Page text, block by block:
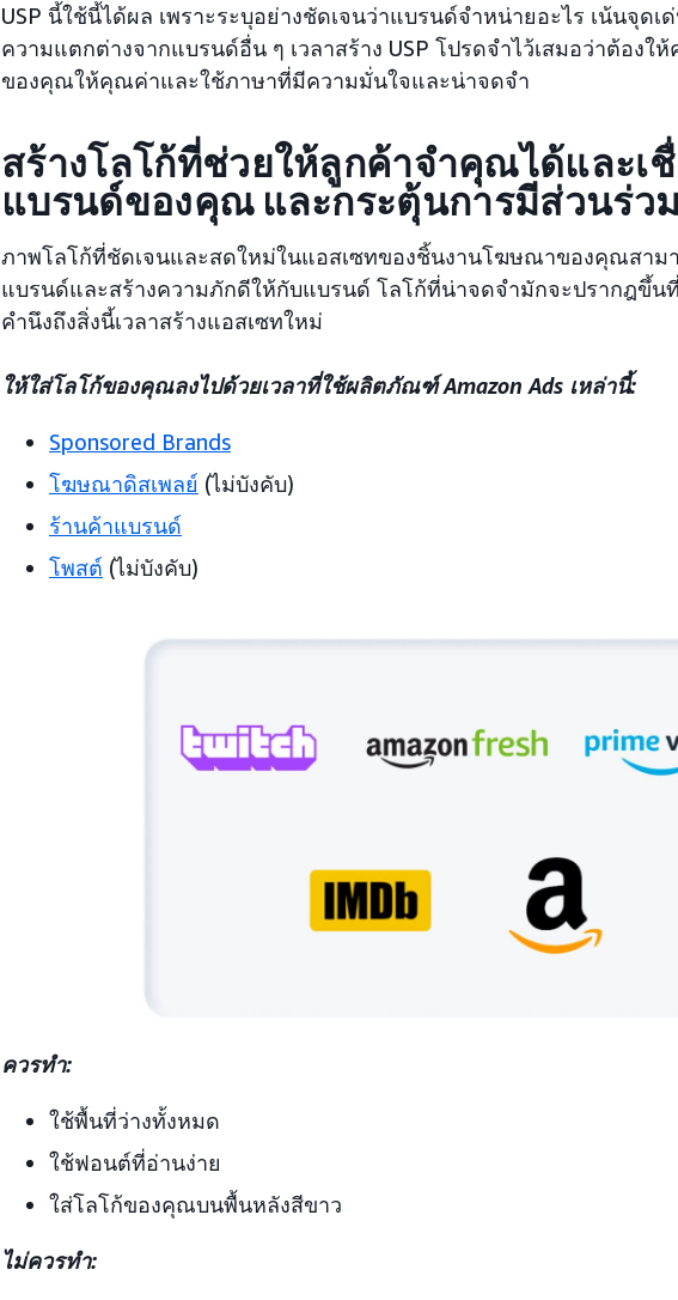
USP นี้ใช้นี้ได้ผล เพราะระบุอย่างชัดเจนว่าแบรนด์จำหน่ายอะไร เน้นจุด
ความแตกต่างจากแบรนด์อื่น ๆ เวลาสร้าง USP โปรดจำไว้เสมอว่าต้องใ
ของคุณให้คุณค่าและใช้ภาษาที่มีความมั่นใจและน่าจดจำ
สร้างโลโก้ที่ช่วยให้ลูกค้าจำคุณได้และเ
แบรนด์ของคุณ และกระตุ้นการมีส่วนร่วม
ภาพโลโก้ที่ชัดเจนและสดใหม่ในแอสเซทของชิ้นงานโฆษณาของคุณสาม
แบรนด์และสร้างความภักดีให้กับแบรนด์ โลโก้ที่น่าจดจำมักจะปรากฎขึ้น
คำนึงถึงสิ่งนี้เวลาสร้างแอสเซทใหม่
ให้ใส่โลโก้ของคุณลงไปด้วยเวลาที่ใช้ผลิตภัณฑ์ Amazon Ads เหล่านี้:
Sponsored Brands
โฆษณาดิสเพลย์ (ไม่บังคับ)
ร้านค้าแบรนด์
โพสต์ (ไม่บังคับ)
ควรทำ:
ใช้พื้นที่ว่างทั้งหมด
ใช้ฟอนต์ที่อ่านง่าย
ใส่โลโก้ของคุณบนพื้นหลังสีขาว
ไม่ควรทำ: